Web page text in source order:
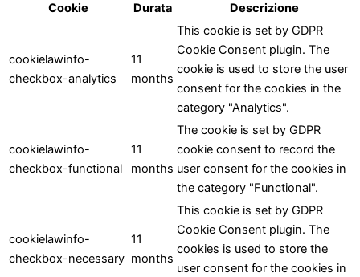
Cookie
Durata Descrizione
cookielawinfo-
checkbox-analytics
11
months
This cookie is set by GDPR
Cookie Consent plugin. The
cookie is used to store the user
consent for the cookies in the
category "Analytics".
cookielawinfo-
checkbox-functional
11
months
The cookie is set by GDPR
cookie consent to record the
user consent for the cookies in
the category "Functional".
cookielawinfo-
checkbox-necessary
11
months
This cookie is set by GDPR
Cookie Consent plugin. The
cookies is used to store the
user consent for the cookies in